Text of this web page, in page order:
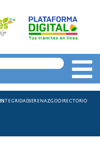
INTEGRIDADSERENAZGODIRECTORIO